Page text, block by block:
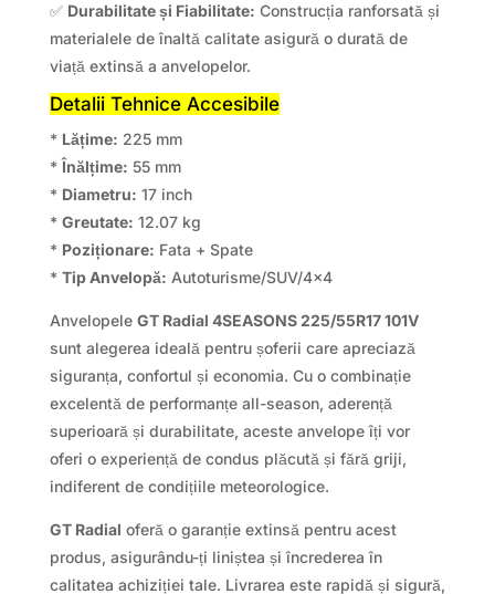
✅ Durabilitate și Fiabilitate: Construcția ranforsată și
materialele de înaltă calitate asigură o durată de
viață extinsă a anvelopelor.
Detalii Tehnice Accesibile
* Lățime: 225 mm
*Înălțime: 55 mm
* Diametru: 17 inch
* Greutate: 12.07 kg
* Poziționare: Fata + Spate
* Tip Anvelopă: Autoturisme/SUV/4×4
Anvelopele GT Radial 4SEASONS 225/55R17 101V
sunt alegerea ideală pentru șoferii care apreciază
siguranța, confortul și economia. Cu o combinație
excelentă de performanțe all-season, aderență
superioară și durabilitate, aceste anvelope îți vor
oferi o experiență de condus plăcută și fără griji,
indiferent de condițiile meteorologice.
GT Radial oferă o garanție extinsă pentru acest
produs, asigurându-ți liniștea și încrederea în
calitatea achiziției tale. Livrarea este rapidă și sigură,